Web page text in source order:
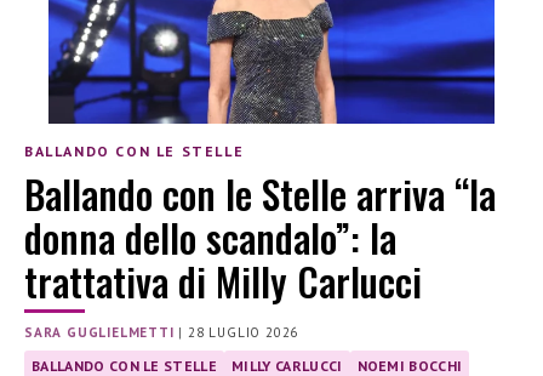
BALLANDO CON LE STELLE
Ballando con le Stelle arriva “la
donna dello scandalo”: la
trattativa di Milly Carlucci
SARA GUGLIELMETTI |28 LUGLIO 2026
BALLANDO CON LE STELLE MILLY CARLUCCI NOEMI BOCCHI